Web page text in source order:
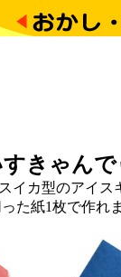
きゃんで
イカ型のアイス
た紙1枚で作れま